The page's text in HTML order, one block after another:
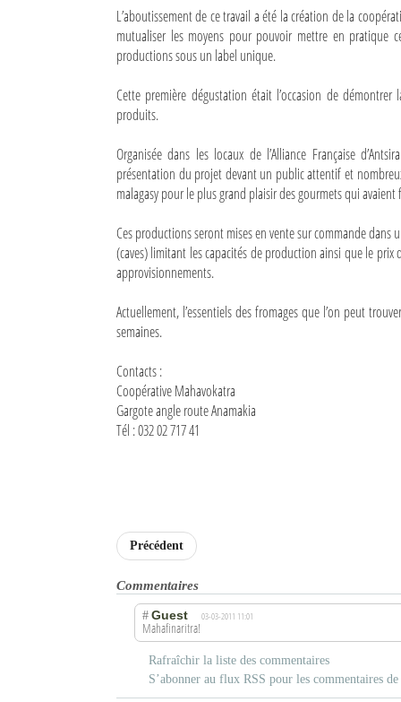
L'actualité du tourisme
Sites touristiques
Diego Suarez Pratique
Les Petites Annonces
Connexion
Identifiant oublié ?
Mot de passe oublié ?
L’aboutissement de ce travail a été la création de la
mutualiser les moyens pour pouvoir mettre en pratique
productions sous un label unique.
Cette première dégustation était l’occasion de
produits.
Organisée dans les locaux de l’Alliance Française
présentation du projet devant un public attentif et
malagasy pour le plus grand plaisir des gourmets qui
Ces productions seront mises en vente sur commande dans
(caves) limitant les capacités de production ainsi que le
approvisionnements.
Actuellement, l’essentiels des fromages que l’on peut
semaines.
Contacts :
Coopérative Mahavokatra
Gargote angle route Anamakia
Tél : 032 02 717 41
Précédent
Commentaires
# Guest 03-03-2011 11:01
Mahafinaritra!
Rafraîchir la liste des commentaires
S’abonner au flux RSS pour les commentaires